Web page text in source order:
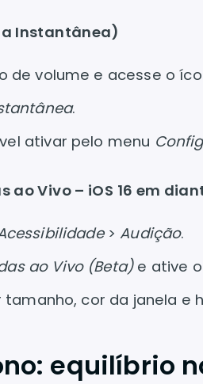
Instantânea)
de volume e acesse o
.
ativar pelo menu
ao Vivo – iOS 16 em
>Audição.
ao Vivo (Beta)e ative o
tamanho, cor da janela
equilíbrio